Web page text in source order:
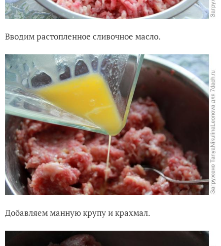
Вводим растопленное сливочное масло.
Добавляем манную крупу и крахмал.